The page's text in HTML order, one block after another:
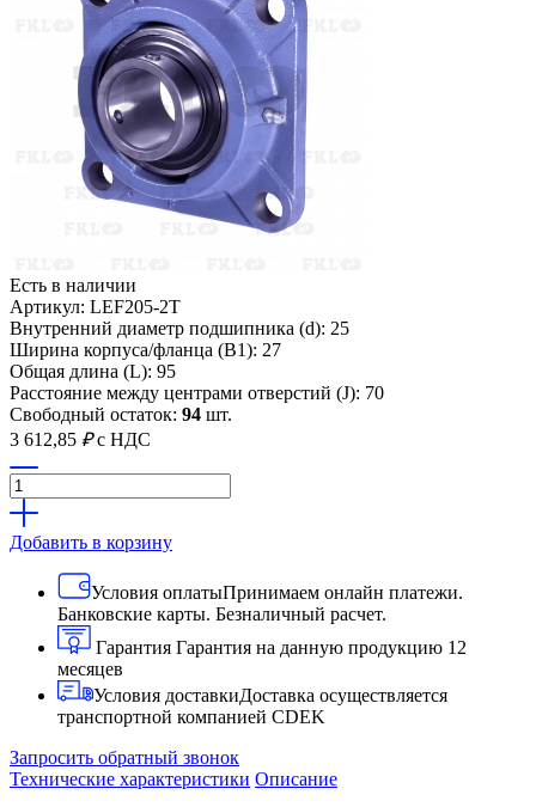
Есть в наличии
Артикул: LEF205-2T
Внутренний диаметр подшипника (d): 25
Ширина корпуса/фланца (B1): 27
Общая длина (L): 95
Расстояние между центрами отверстий (J): 70
Свободный остаток: 94 шт.
3 612,85 ₽ с НДС
Добавить в корзину
Условия оплатыПринимаем онлайн платежи.
Банковские карты. Безналичный расчет.
Гарантия Гарантия на данную продукцию 12
месяцев
Условия доставкиДоставка осуществляется
транспортной компанией CDEK
Запросить обратный звонок
Технические характеристики Описание